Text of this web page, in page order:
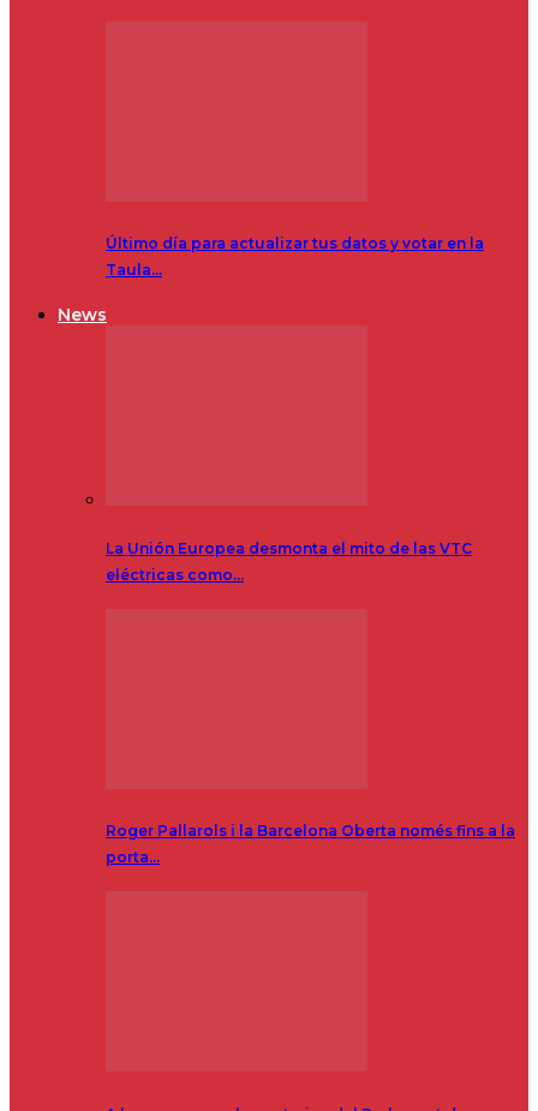
Último día para actualizar tus datos y votar en la
Taula…
News
La Unión Europea desmonta el mito de las VTC
eléctricas como…
Roger Pallarols i la Barcelona Oberta només fins a la
porta…